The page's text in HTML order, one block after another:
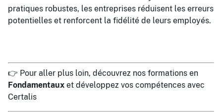
pratiques robustes, les entreprises réduisent les erreurs
potentielles et renforcent la fidélité de leurs employés.
👉 Pour aller plus loin, découvrez nos formations en
Fondamentaux et développez vos compétences avec
Certalis